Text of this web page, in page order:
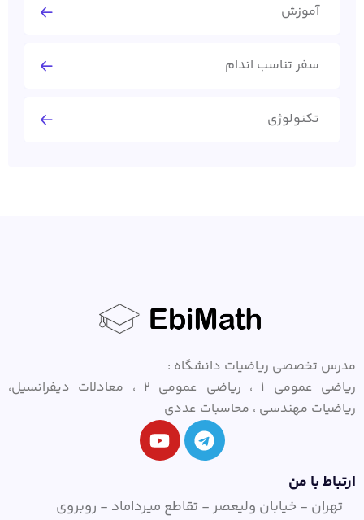
آموزش
سفر تناسب اندام
تکنولوژی
مدرس تخصصی ریاضیات دانشگاه :
ریاضی عمومی ۱ ، ریاضی عمومی ۲ ، معادلات دیفرانسیل،
ریاضیات مهندسی ، محاسبات عددی
ارتباط با من
تهران - خیابان ولیعصر - تقاطع میرداماد - روبروی